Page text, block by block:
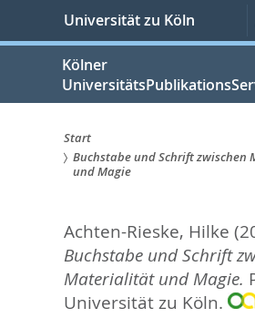
springen
Universität zu Köln
Kölner
Sie
hier:
Start
Buchstabe und Schrift
und Magie
Achten-Rieske, Hilke
Buchstabe und Schrift
Materialität und Magie.
Universität zu Köln.